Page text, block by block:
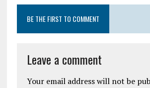
BE THE FIRST TO COMMENT
Leave a comment
Your email address will not be